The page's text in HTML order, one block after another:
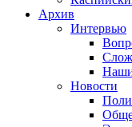
Архив
Интервью
Новости